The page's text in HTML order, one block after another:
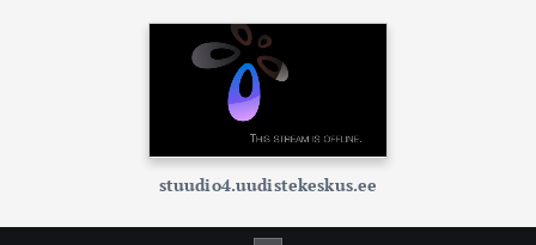
stuudio4.uudistekeskus.ee